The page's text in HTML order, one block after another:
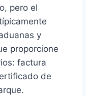
pero el
y
proporcione
factura
de